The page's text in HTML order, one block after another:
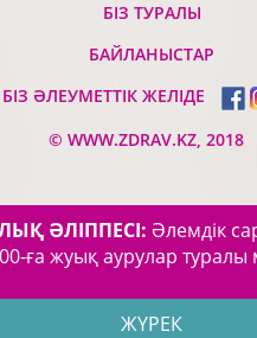
БІЗ ТУРАЛЫ
БАЙЛАНЫСТАР
БІЗ ӘЛЕУМЕТТІК ЖЕЛІДЕ
© WWW.ZDRAV.KZ, 2018
ӘЛІППЕСІ: Әлемдік
ға жуық аурулар туралы
ЖҮРЕК